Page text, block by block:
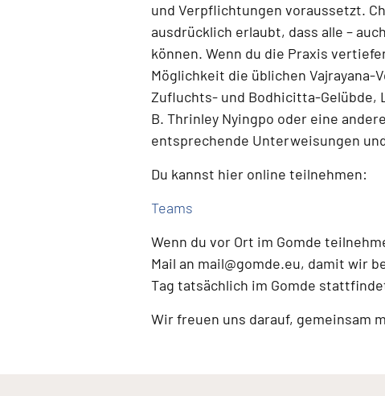
und Verpflichtungen voraussetzt.
ausdrücklich erlaubt, dass alle –
können. Wenn du die Praxis
Möglichkeit die üblichen Vajrayana-
Zufluchts- und Bodhicitta-Gelübde,
B. Thrinley Nyingpo oder eine
entsprechende Unterweisungen
Du kannst hier online teilnehmen:
Teams
Wenn du vor Ort im Gomde
Mail an mail@gomde.eu, damit wir
Tag tatsächlich im Gomde
Wir freuen uns darauf, gemeinsam